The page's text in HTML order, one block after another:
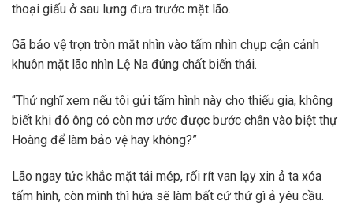
thoại giấu ở sau lưng đưa trước mặt lão.
Gã bảo vệ trợn tròn mắt nhìn vào tấm nhìn chụp cận cảnh
khuôn mặt lão nhìn Lệ Na đúng chất biến thái.
“Thử nghĩ xem nếu tôi gửi tấm hình này cho thiếu gia, không
biết khi đó ông có còn mơ ước được bước chân vào biệt thự
Hoàng để làm bảo vệ hay không?”
Lão ngay tức khắc mặt tái mép, rối rít van lạy xin ả ta xóa
tấm hình, còn mình thì hứa sẽ làm bất cứ thứ gì ả yêu cầu.